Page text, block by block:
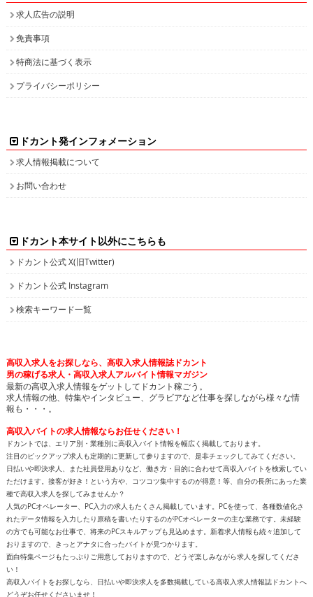
求人広告の説明
免責事項
特商法に基づく表示
プライバシーポリシー
ドカント発インフォメーション
求人情報掲載について
お問い合わせ
ドカント本サイト以外にこちらも
ドカント公式 X(旧Twitter)
ドカント公式 Instagram
検索キーワード一覧
高収入求人をお探しなら、高収入求人情報誌ドカント
男の稼げる求人・高収入求人アルバイト情報マガジン
最新の高収入求人情報をゲットしてドカント稼ごう。
求人情報の他、特集やインタビュー、グラビアなど仕事を探しながら様々な情
報も・・・。
高収入バイトの求人情報ならお任せください！
ドカントでは、エリア別・業種別に高収入バイト情報を幅広く掲載しております。
注目のピックアップ求人も定期的に更新して参りますので、是非チェックしてみてください。
日払いや即決求人、また社員登用ありなど、働き方・目的に合わせて高収入バイトを検索してい
ただけます。接客が好き！という方や、コツコツ集中するのが得意！等、自分の長所にあった業
種で高収入求人を探してみませんか？
人気のPCオペレーター、PC入力の求人もたくさん掲載しています。PCを使って、各種数値化さ
れたデータ情報を入力したり原稿を書いたりするのがPCオペレーターの主な業務です。未経験
の方でも可能なお仕事で、将来のPCスキルアップも見込めます。新着求人情報も続々追加して
おりますので、きっとアナタに合ったバイトが見つかります。
面白特集ページもたっぷりご用意しておりますので、どうぞ楽しみながら求人を探してくださ
い！
高収入バイトをお探しなら、日払いや即決求人を多数掲載している高収入求人情報誌ドカントへ
どうぞお任せくださいませ！